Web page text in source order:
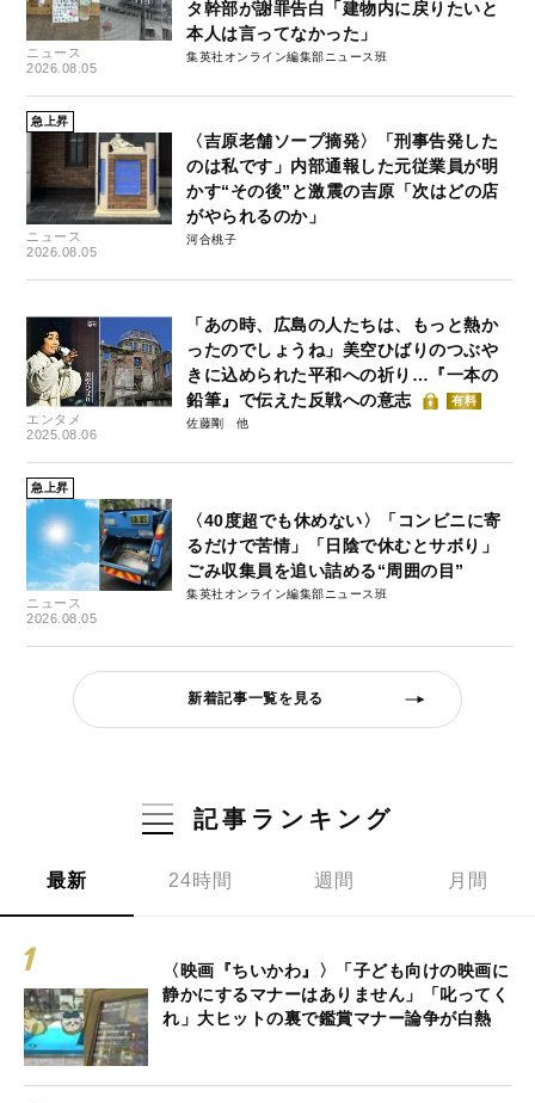
ニュース
2026.08.05
タ幹部が謝罪告白「建物内に戻りたいと
本人は言ってなかった」
集英社オンライン編集部ニュース班
急上昇
ニュース
2026.08.05
〈吉原老舗ソープ摘発〉「刑事告発した
のは私です」内部通報した元従業員が明
かす“その後”と激震の吉原「次はどの店
がやられるのか」
河合桃子
エンタメ
2025.08.06
「あの時、広島の人たちは、もっと熱か
ったのでしょうね」美空ひばりのつぶや
きに込められた平和への祈り…『一本の
鉛筆』で伝えた反戦への意志
有料
佐藤剛
急上昇
ニュース
2026.08.05
〈40度超でも休めない〉「コンビニに寄
るだけで苦情」「日陰で休むとサボり」
ごみ収集員を追い詰める“周囲の目”
集英社オンライン編集部ニュース班
新着記事一覧を見る
記事ランキング
最新 24時間 週間 月間
〈映画『ちいかわ』〉「子ども向けの映画に
静かにするマナーはありません」「叱ってく
れ」大ヒットの裏で鑑賞マナー論争が白熱